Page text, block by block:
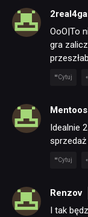
OoO|To
gra
Cytuj
Idealnie
Cytuj
Renzov
I tak